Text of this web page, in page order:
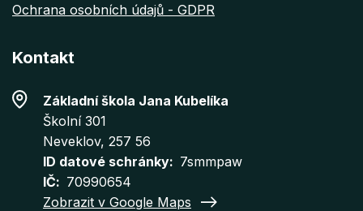
Ochrana osobních údajů - GDPR
Kontakt
Základní škola Jana Kubelíka
Školní 301
Neveklov, 257 56
ID datové schránky
7smmpaw
IČ
70990654
Zobrazit v Google Maps